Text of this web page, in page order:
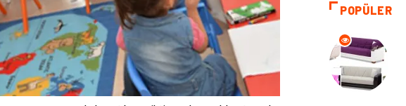
Giyim
Makine
Organizasyon
POPÜLER